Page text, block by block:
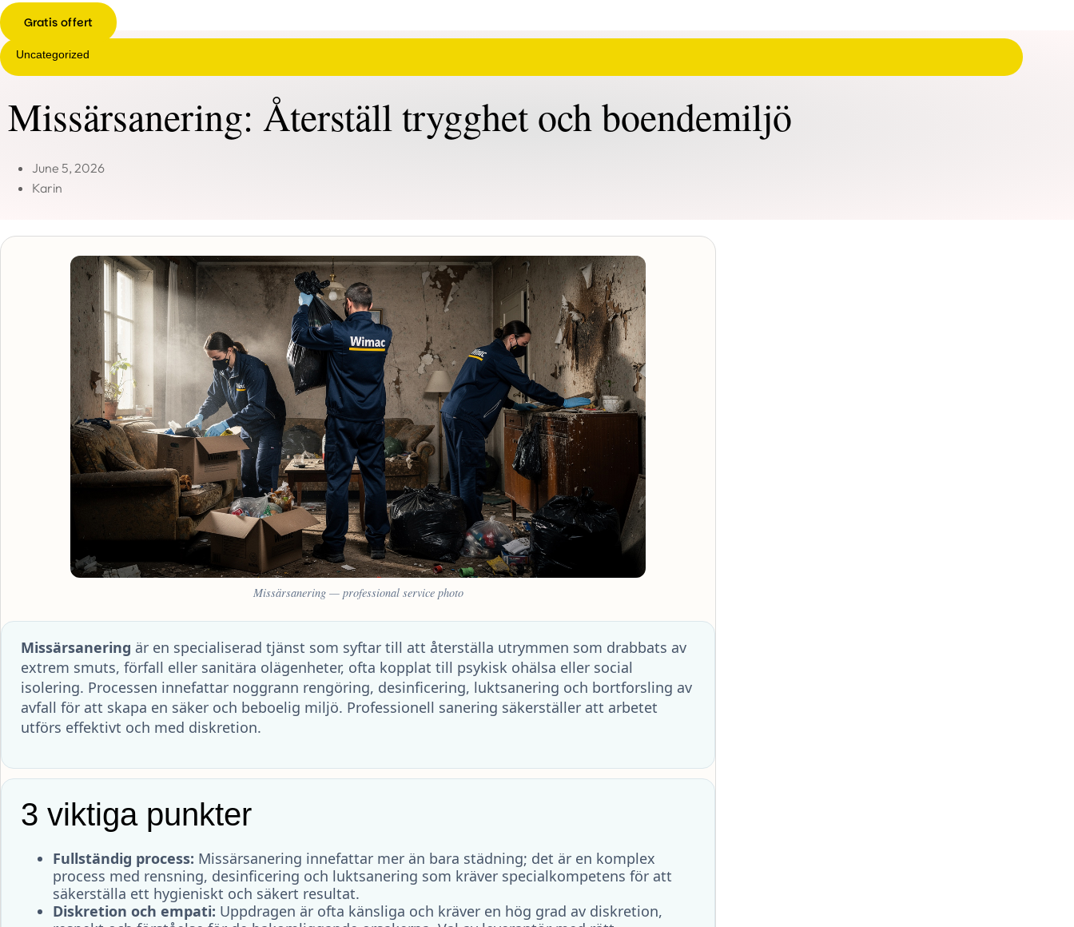
Gratis offert
Uncategorized
Missärsanering: Återställ trygghet och boendemiljö
June 5, 2026
Karin
Missärsanering — professional service photo
Missärsanering är en specialiserad tjänst som syftar till att återställa utrymmen som drabbats av
extrem smuts, förfall eller sanitära olägenheter, ofta kopplat till psykisk ohälsa eller social
isolering. Processen innefattar noggrann rengöring, desinficering, luktsanering och bortforsling av
avfall för att skapa en säker och beboelig miljö. Professionell sanering säkerställer att arbetet
utförs effektivt och med diskretion.
3 viktiga punkter
Fullständig process: Missärsanering innefattar mer än bara städning; det är en komplex
process med rensning, desinficering och luktsanering som kräver specialkompetens för att
säkerställa ett hygieniskt och säkert resultat.
Diskretion och empati: Uppdragen är ofta känsliga och kräver en hög grad av diskretion,